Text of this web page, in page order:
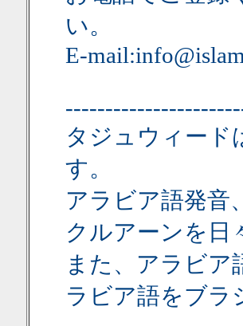
い。
E-
タジュウィード
す。
アラビア語発音
クルアーンを日
また、アラビア
ラビア語をブラ